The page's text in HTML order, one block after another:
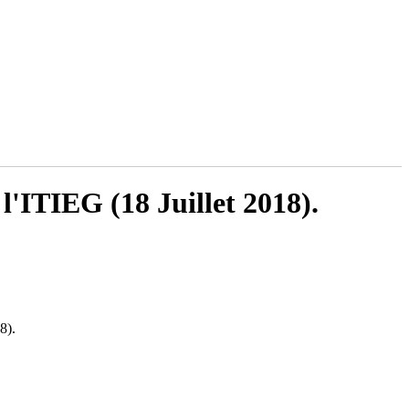
l'ITIEG (18 Juillet 2018).